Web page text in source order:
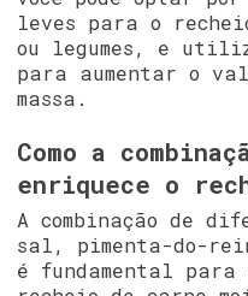
leves para o
ou legumes, e
para aumentar o
massa.
Como a
enriquece o
A combinação de
sal, pimenta-do-
é fundamental